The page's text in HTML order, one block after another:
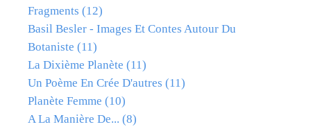
Fragments (12)
Basil Besler - Images Et Contes Autour Du
Botaniste (11)
La Dixième Planète (11)
Un Poème En Crée D'autres (11)
Planète Femme (10)
A La Manière De... (8)